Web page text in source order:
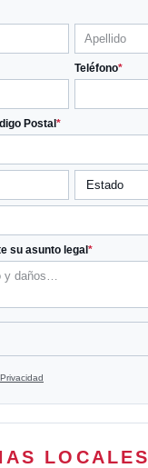
Teléfono*
Postal*
su asunto legal*
LOCALES